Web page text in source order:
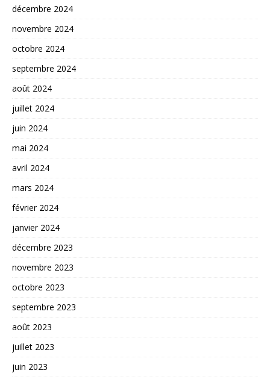
décembre 2024
novembre 2024
octobre 2024
septembre 2024
août 2024
juillet 2024
juin 2024
mai 2024
avril 2024
mars 2024
février 2024
janvier 2024
décembre 2023
novembre 2023
octobre 2023
septembre 2023
août 2023
juillet 2023
juin 2023